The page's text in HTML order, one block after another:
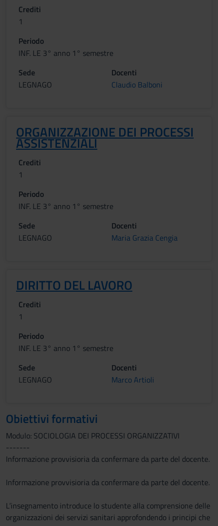
Crediti
1
Periodo
INF. LE 3° anno 1° semestre
Sede
LEGNAGO
Docenti
Claudio Balboni
ORGANIZZAZIONE DEI PROCESSI
ASSISTENZIALI
Crediti
1
Periodo
INF. LE 3° anno 1° semestre
Sede
LEGNAGO
Docenti
Maria Grazia Cengia
DIRITTO DEL LAVORO
Crediti
1
Periodo
INF. LE 3° anno 1° semestre
Sede
LEGNAGO
Docenti
Marco Artioli
Obiettivi formativi
Modulo: SOCIOLOGIA DEI PROCESSI ORGANIZZATIVI
-------
Informazione provvisioria da confermare da parte del docente.
Informazione provvisioria da confermare da parte del docente.
L’insegnamento introduce lo studente alla comprensione delle
organizzazioni dei servizi sanitari approfondendo i principi che